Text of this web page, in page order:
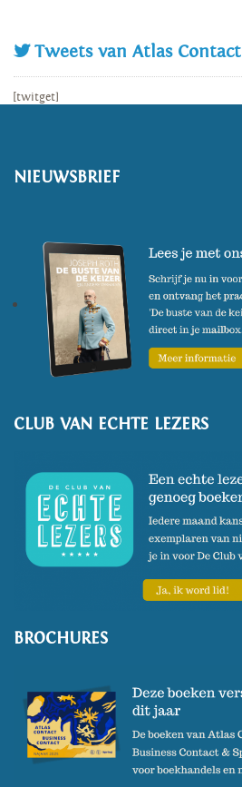
Tweets van Atlas Contact
[twitget]
NIEUWSBRIEF
CLUB VAN ECHTE LEZERS
BROCHURES